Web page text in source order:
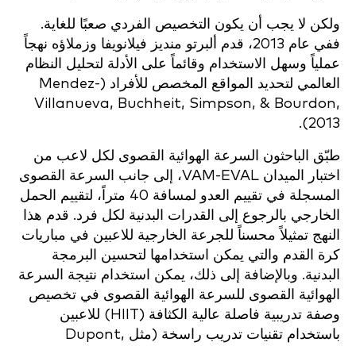
ولكن لا يجب أن يكون التخصيص الفردي صعبًا للغاية.
ففي عام 2013، قدم ألبرتو منديز فيلانويفا وزملاؤه نهجاً
عملياً وسهل الاستخدام وقائماً على الأدلة لتحليل النظام
العالمي لتحديد المواقع المخصص للأفراد (Mendez-
Villanueva, Buchheit, Simpson, & Bourdon,
2013).
طبّق الباحثون السرعة الهوائية القصوى لكل لاعب من
اختبار الميدان VAM-EVAL، إلى جانب السرعة القصوى
المسجلة في تقييم العدو لمسافة 40 متراً، لتقييم الحمل
الخارجي بالرجوع إلى القدرات البدنية لكل فرد. قدم هذا
النهج تمثيلاً محسناً للجرعة الخارجية للاعبين في مباريات
كرة القدم والتي يمكن استخدامها لتحسين البرمجة
البدنية. وبالإضافة إلى ذلك، يمكن استخدام نتيجة السرعة
الهوائية القصوى للسرعة الهوائية القصوى في تخصيص
وصفة تدريبية فاصلة عالية الكثافة (HIIT) للاعبين
باستخدام تقنيات تدريب راسخة (مثل Dupont,